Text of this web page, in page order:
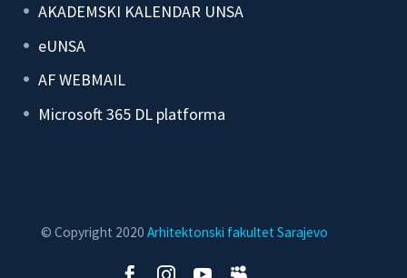
AKADEMSKI KALENDAR UNSA
eUNSA
AF WEBMAIL
Microsoft 365 DL platforma
© Copyright 2020 Arhitektonski fakultet Sarajevo